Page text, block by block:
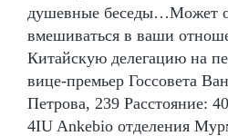
душевные беседы…Может
вмешиваться в ваши
Китайскую делегацию на
вице-премьер Госсовета
Петрова, 239 Расстояние:
4IU Ankebio отделения